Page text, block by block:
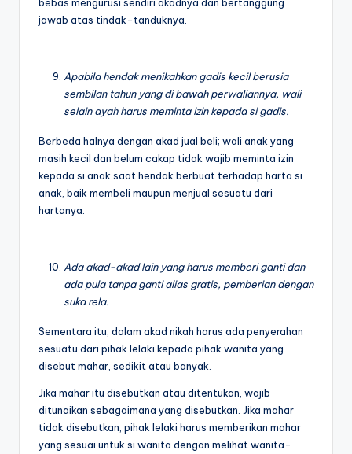
jawab atas tindak-tanduknya.
Apabila hendak menikahkan gadis kecil berusia
sembilan tahun yang di bawah perwaliannya, wali
selain ayah harus meminta izin kepada si gadis.
Berbeda halnya dengan akad jual beli; wali anak yang
masih kecil dan belum cakap tidak wajib meminta izin
kepada si anak saat hendak berbuat terhadap harta si
anak, baik membeli maupun menjual sesuatu dari
hartanya.
Ada akad-akad lain yang harus memberi ganti dan
ada pula tanpa ganti alias gratis, pemberian dengan
suka rela.
Sementara itu, dalam akad nikah harus ada penyerahan
sesuatu dari pihak lelaki kepada pihak wanita yang
disebut mahar, sedikit atau banyak.
Jika mahar itu disebutkan atau ditentukan, wajib
ditunaikan sebagaimana yang disebutkan. Jika mahar
tidak disebutkan, pihak lelaki harus memberikan mahar
yang sesuai untuk si wanita dengan melihat wanita-